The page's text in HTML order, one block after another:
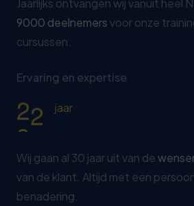
Jaarlijks ontvangen wij vanuit heel
9000 deelnemersvoor onze
cursussen.
Ervaring en expertise
0
2
3
7
9
0 jaar
Wij gaan al 30 jaar uit van de
van de klant. Altijd met een
benadering.
5
6
7
8
9
0
1
2
7
2
7
8
3